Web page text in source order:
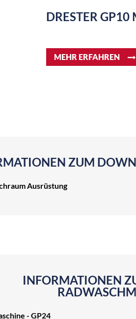
DRESTER GP10
MEHR ERFAHREN
ZUM
Ausrüstung
INFORMATIONEN
- GP24